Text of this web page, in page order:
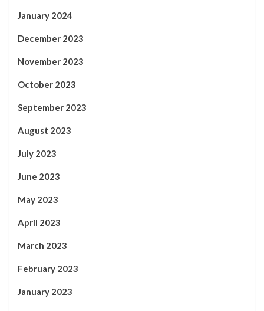
January 2024
December 2023
November 2023
October 2023
September 2023
August 2023
July 2023
June 2023
May 2023
April 2023
March 2023
February 2023
January 2023